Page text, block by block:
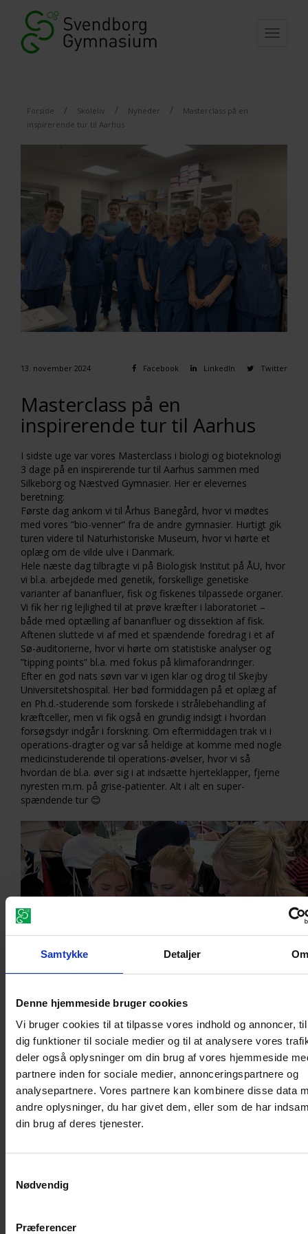
Samtykke Detaljer Om
Denne hjemmeside bruger cookies
Vi bruger cookies til at tilpasse vores indhold og annoncer,
dig funktioner til sociale medier og til at analysere vores
deler også oplysninger om din brug af vores hjemmeside
partnere inden for sociale medier, annonceringspartnere og
analysepartnere. Vores partnere kan kombinere disse data
andre oplysninger, du har givet dem, eller som de har
din brug af deres tjenester.
Nødvendig
Præferencer
Forside / Skoleliv / Nyheder /
Masterclass på en
inspirerende tur til Aarhus
13. november 2024 Facebook LinkedIn Twitter
Masterclass på en
inspirerende tur til Aarhus
I sidste uge var vores Masterclass i biologi og bioteknologi
3 dage på en inspirerende tur til Aarhus sammen med
Silkeborg og Næstved Gymnasier. Her er elevernes
beretning:
Første dag ankom vi til Århus Banegård, hvor vi mødtes
med vores ”bio-venner” fra de andre gymnasier. Hurtigt gik
turen videre til Naturhistoriske Museum, hvor vi hørte et
oplæg om de vilde ulve i Danmark.
Hele næste dag tilbragte vi på Biologisk Institut på ÅU, hvor
vi bl.a. arbejdede med genetik, forskellige genetiske
varianter af bananfluer, fisk og fiskenes tilpassede organer.
Vi fik her rig lejlighed til at prøve kræfter i laboratoriet –
både med optælling af bananfluer og dissektion af fisk.
Aftenen sluttede vi af med et spændende foredrag i et af
Sø-auditorierne, hvor vi hørte om statistiske analyser og
”tipping points” bl.a. med fokus på klimaforandringer.
Efter en god nats søvn var vi igen klar og drog til Skejby
Universitetshospital. Her bød formiddagen på et oplæg af
en Ph.d.-studerende som forskede i strålebehandling af
kræftceller, men vi fik også en grundig indsigt i hvordan
forsøgsdyr indgår i forskning. Om eftermiddagen trak vi i
operations-dragter og var så heldige at komme med nogle
medicinstuderende til operations-øvelser, hvor vi så
hvordan de bl.a. øver sig i at indsætte hjerteklapper, fjerne
nyresten m.m. på grise-patienter. Alt i alt en super-
spændende tur 😊
Return til nyhedsoversigten